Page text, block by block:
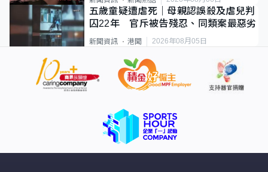
五歲童疑遭虐死｜母親認誤殺及虐兒判
囚22年 官斥被告殘忍、同類案最惡劣
新聞資訊 港聞 2026年08月05日